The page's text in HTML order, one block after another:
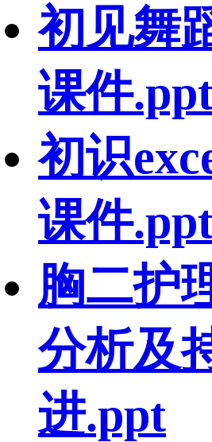
初见舞
课件
初识
课件
胸二护
分析及
进.ppt